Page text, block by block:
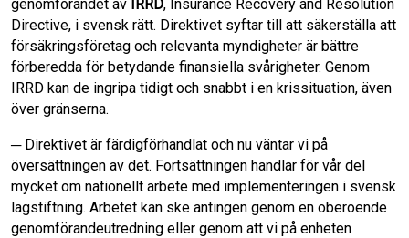
genomförandet av IRRD, Insurance Recovery and Resolution
Directive, i svensk rätt. Direktivet syftar till att säkerställa att
försäkringsföretag och relevanta myndigheter är bättre
förberedda för betydande finansiella svårigheter. Genom
IRRD kan de ingripa tidigt och snabbt i en krissituation, även
över gränserna.
─ Direktivet är färdigförhandlat och nu väntar vi på
översättningen av det. Fortsättningen handlar för vår del
mycket om nationellt arbete med implementeringen i svensk
lagstiftning. Arbetet kan ske antingen genom en oberoende
genomförandeutredning eller genom att vi på enheten